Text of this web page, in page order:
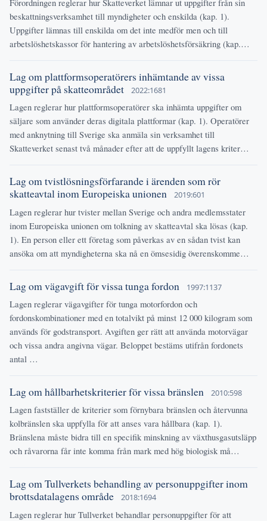
beskattningsverksamhet till myndigheter och enskilda (kap. 1).
Uppgifter lämnas till enskilda om det inte medför men och till
arbetslöshetskassor för hantering av arbetslöshetsförsäkring (kap.…
Lag om plattformsoperatörers inhämtande av vissa
uppgifter på skatteområdet
2022:1681
Lagen reglerar hur plattformsoperatörer ska inhämta uppgifter om
säljare som använder deras digitala plattformar (kap. 1). Operatörer
med anknytning till Sverige ska anmäla sin verksamhet till
Skatteverket senast två månader efter att de uppfyllt lagens kriter…
Lag om tvistlösningsförfarande i ärenden som rör
skatteavtal inom Europeiska unionen
2019:601
Lagen reglerar hur tvister mellan Sverige och andra medlemsstater
inom Europeiska unionen om tolkning av skatteavtal ska lösas (kap.
1). En person eller ett företag som påverkas av en sådan tvist kan
ansöka om att myndigheterna ska nå en ömsesidig överenskomme…
Lag om vägavgift för vissa tunga fordon 1997:1137
Lagen reglerar vägavgifter för tunga motorfordon och
fordonskombinationer med en totalvikt på minst 12 000 kilogram som
används för godstransport. Avgiften ger rätt att använda motorvägar
och vissa andra angivna vägar. Beloppet bestäms utifrån fordonets
antal …
Lag om hållbarhetskriterier för vissa bränslen 2010:598
Lagen fastställer de kriterier som förnybara bränslen och återvunna
kolbränslen ska uppfylla för att anses vara hållbara (kap. 1).
Bränslena måste bidra till en specifik minskning av växthusgasutsläpp
och råvarorna får inte komma från mark med hög biologisk må…
Lag om Tullverkets behandling av personuppgifter inom
brottsdatalagens område
2018:1694
Lagen reglerar hur Tullverket behandlar personuppgifter för att